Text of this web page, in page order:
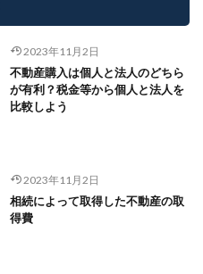
2023年11月2日
不動産購入は個人と法人のどちら
が有利？税金等から個人と法人を
比較しよう
2023年11月2日
相続によって取得した不動産の取
得費